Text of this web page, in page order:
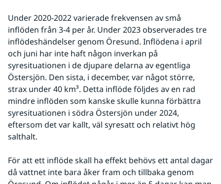
Under 2020-2022 varierade frekvensen av små
inflöden från 3-4 per år. Under 2023 observerades tre
inflödeshändelser genom Öresund. Inflödena i april
och juni har inte haft någon inverkan på
syresituationen i de djupare delarna av egentliga
Östersjön. Den sista, i december, var något större,
strax under 40 km³. Detta inflöde följdes av en rad
mindre inflöden som kanske skulle kunna förbättra
syresituationen i södra Östersjön under 2024,
eftersom det var kallt, väl syresatt och relativt hög
salthalt.
För att ett inflöde skall ha effekt behövs ett antal dagar
då vattnet inte bara åker fram och tillbaka genom